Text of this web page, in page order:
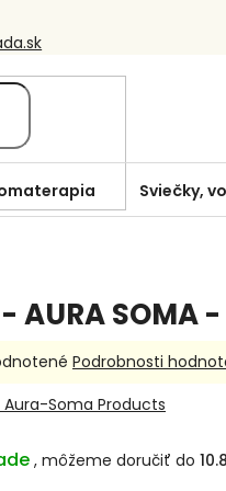
Sviečky,
- AURA
Podrobnosti
Aura-Soma Products